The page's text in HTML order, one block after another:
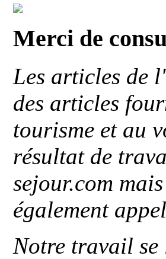
Merci de
Les articles de
des articles
tourisme et au
résultat de
sejour.com
également
Notre travail